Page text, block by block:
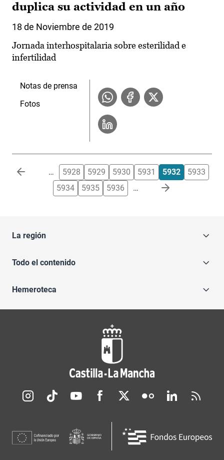
duplica su actividad en un año
18 de Noviembre de 2019
Jornada interhospitalaria sobre esterilidad e
infertilidad
Notas de prensa
Fotos
Paginación … 5928 5929 5930 5931 5932
5933
5934
5935 5936 …
La región
Todo el contenido
Hemeroteca
Redes sociales JCCM